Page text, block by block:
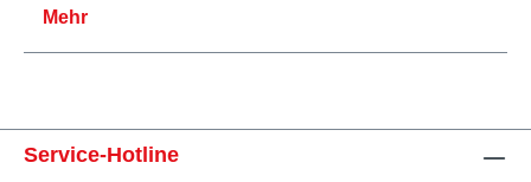
Mehr
Service-Hotline